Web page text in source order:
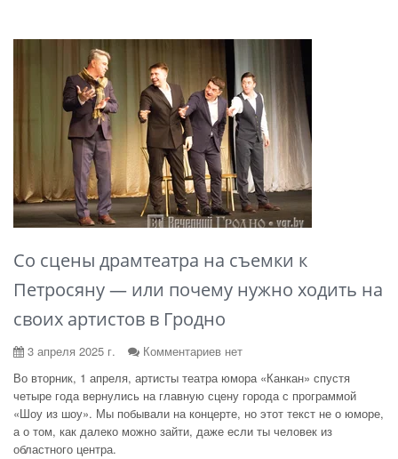
Со сцены драмтеатра на съемки к
Петросяну — или почему нужно ходить на
своих артистов в Гродно
3 апреля 2025 г.
Комментариев нет
Во вторник, 1 апреля, артисты театра юмора «Канкан» спустя
четыре года вернулись на главную сцену города с программой
«Шоу из шоу». Мы побывали на концерте, но этот текст не о юморе,
а о том, как далеко можно зайти, даже если ты человек из
областного центра.